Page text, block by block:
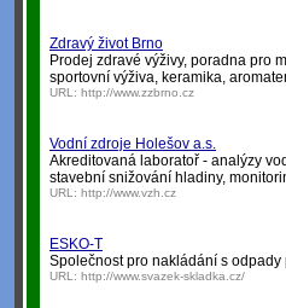
Zdravý život Brno
Prodej zdravé výživy, poradna pro
sportovní výživa, keramika,
URL: http://www.zzbrno.cz
Vodní zdroje Holešov a.s.
Akreditovaná laboratoř - analýzy
stavební snižování hladiny,
URL: http://www.vzh.cz
ESKO-T
Společnost pro nakládání s
URL: http://www.svazek-skladka.cz/